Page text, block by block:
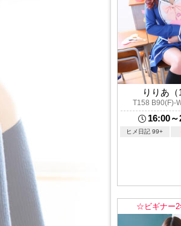
りりあ（
T158 B90(F)-
16:00
ヒメ日記 99+
☆ビギナー